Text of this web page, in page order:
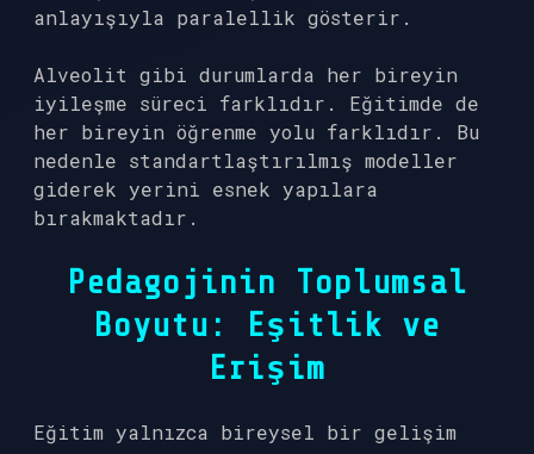
anlayışıyla paralellik gösterir.
Alveolit gibi durumlarda her bireyin
iyileşme süreci farklıdır. Eğitimde de
her bireyin öğrenme yolu farklıdır. Bu
nedenle standartlaştırılmış modeller
giderek yerini esnek yapılara
bırakmaktadır.
Pedagojinin Toplumsal
Boyutu: Eşitlik ve
Erişim
Eğitim yalnızca bireysel bir gelişim